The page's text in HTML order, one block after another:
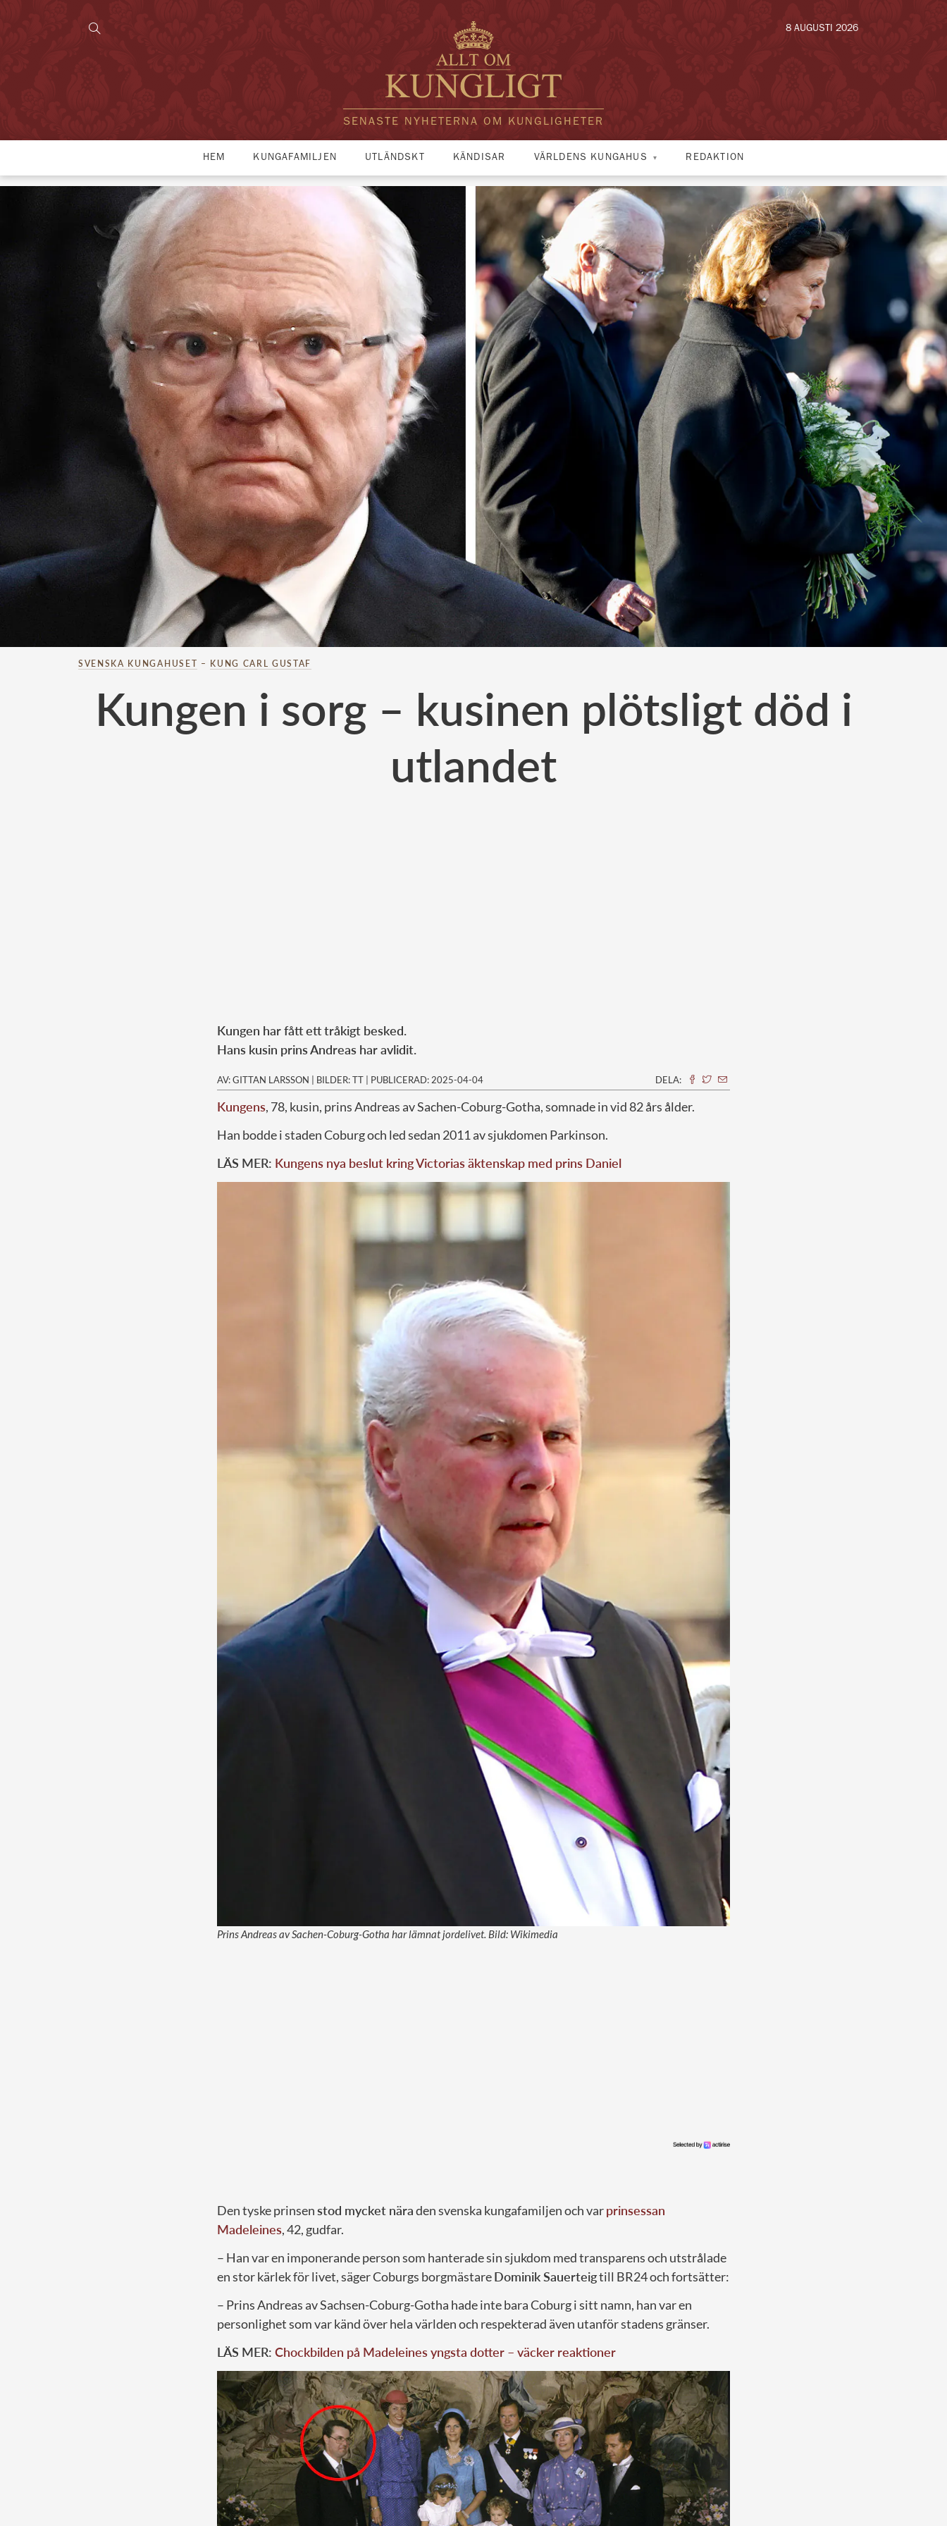
SENASTE NYHETERNA OM KUNGLIGHETER
8 AUGUSTI 2026
HEM KUNGAFAMILJEN UTLÄNDSKT KÄNDISAR VÄRLDENS KUNGAHUS REDAKTION
SVENSKA KUNGAHUSET – KUNG CARL GUSTAF
Kungen i sorg – kusinen plötsligt död i
utlandet
Kungen har fått ett tråkigt besked.
Hans kusin prins Andreas har avlidit.
AV: GITTAN LARSSON | BILDER: TT | PUBLICERAD: 2025-04-04 DELA:
Kungens, 78, kusin, prins Andreas av Sachen-Coburg-Gotha, somnade in vid 82 års ålder.
Han bodde i staden Coburg och led sedan 2011 av sjukdomen Parkinson.
LÄS MER: Kungens nya beslut kring Victorias äktenskap med prins Daniel
Prins Andreas av Sachen-Coburg-Gotha har lämnat jordelivet. Bild: Wikimedia
Den tyske prinsenstod mycket näraden svenska kungafamiljen och varprinsessan
Madeleines, 42, gudfar.
– Han var en imponerande person som hanterade sin sjukdom med transparens och utstrålade
en stor kärlek för livet, säger Coburgs borgmästareDominik Sauerteigtill BR24 och fortsätter:
– Prins Andreas av Sachsen-Coburg-Gotha hade inte bara Coburg i sitt namn, han var en
personlighet som var känd över hela världen och respekterad även utanför stadens gränser.
LÄS MER: Chockbilden på Madeleines yngsta dotter – väcker reaktioner